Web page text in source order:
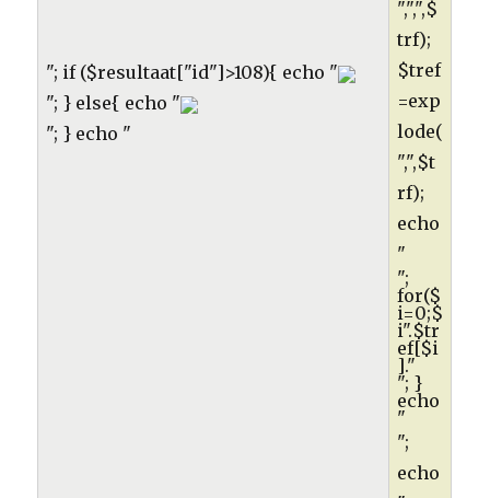
"; if ($resultaat["id"]>108){ echo "
"; } else{ echo "
"; } echo "
",",",$
trf);
$tref
=exp
lode(
",",$t
rf);
echo
"
";
for($
i=0;$
i".$tr
ef[$i
]."
"; }
echo
"
";
echo